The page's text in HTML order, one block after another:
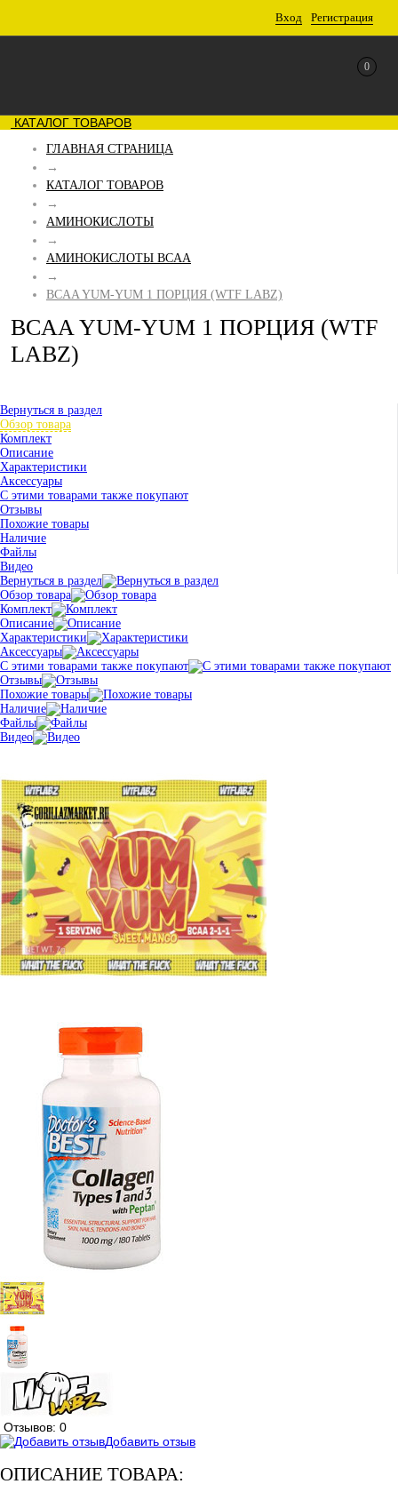
Вход Регистрация
0
КАТАЛОГ ТОВАРОВ
ГЛАВНАЯ СТРАНИЦА
→
КАТАЛОГ ТОВАРОВ
→
АМИНОКИСЛОТЫ
→
АМИНОКИСЛОТЫ BCAA
→
BCAA YUM-YUM 1 ПОРЦИЯ (WTF LABZ)
BCAA YUM-YUM 1 ПОРЦИЯ (WTF
LABZ)
Вернуться в раздел
Обзор товара
Комплект
Описание
Характеристики
Аксессуары
С этими товарами также покупают
Отзывы
Похожие товары
Наличие
Файлы
Видео
Вернуться в раздел
Обзор товара
Комплект
Описание
Характеристики
Аксессуары
С этими товарами также покупают
Отзывы
Похожие товары
Наличие
Файлы
Видео
Отзывов: 0
Добавить отзыв
ОПИСАНИЕ ТОВАРА: